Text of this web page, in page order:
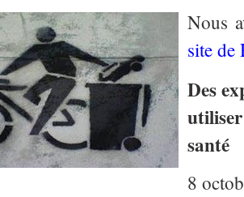
Nous
site de
Des
santé
8